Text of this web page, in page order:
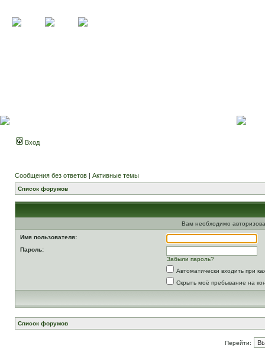
Вход
Сообщения без ответов | Активные темы
Список форумов
Вам необходимо
Имя пользователя:
Пароль:
Забыли пароль?
Автоматически входить при
Скрыть моё пребывание на
Список форумов
Перейти: